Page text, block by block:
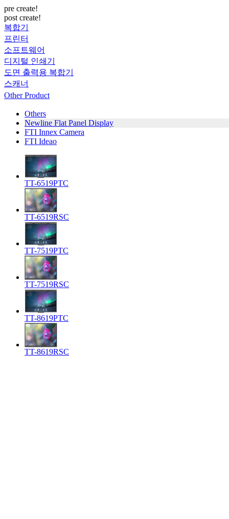
pre create!
post create!
복합기
프린터
소프트웨어
디지털 인쇄기
도면 출력용 복합기
스캐너
Other Product
Others
Newline Flat Panel Display
FTI Innex Camera
FTI Ideao
TT-6519PTC
TT-6519RSC
TT-7519PTC
TT-7519RSC
TT-8619PTC
TT-8619RSC